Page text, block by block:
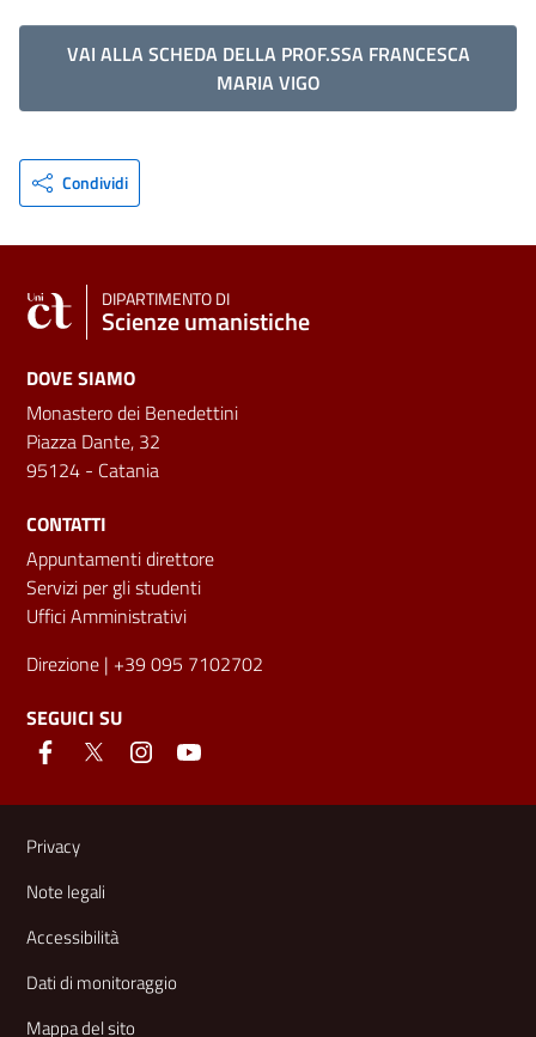
VAI ALLA SCHEDA DELLA PROF.SSA FRANCESCA
MARIA VIGO
Condividi
DIPARTIMENTO DI
Scienze umanistiche
DOVE SIAMO
Monastero dei Benedettini
Piazza Dante, 32
95124 - Catania
CONTATTI
Appuntamenti direttore
Servizi per gli studenti
Uffici Amministrativi
Direzione | +39 095 7102702
SEGUICI SU
Link e informazioni utili
Privacy
Note legali
Accessibilità
Dati di monitoraggio
Mappa del sito